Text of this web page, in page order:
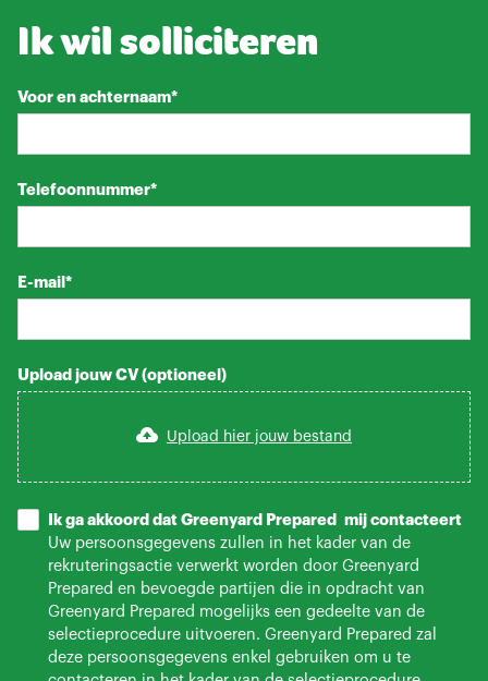
Ik wil solliciteren
Voor en achternaam*
Telefoonnummer*
E-mail*
Upload jouw CV (optioneel)
Upload hier jouw bestand
Ik ga akkoord dat Greenyard Prepared mij contacteert
Uw persoonsgegevens zullen in het kader van de
rekruteringsactie verwerkt worden door Greenyard
Prepared en bevoegde partijen die in opdracht van
Greenyard Prepared mogelijks een gedeelte van de
selectieprocedure uitvoeren. Greenyard Prepared zal
deze persoonsgegevens enkel gebruiken om u te